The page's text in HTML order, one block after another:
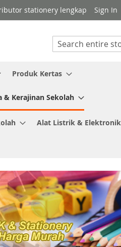
stationery lengkap Sign In
Search
Produk Kertas
& Kerajinan Sekolah
Alat Listrik & Elektronik